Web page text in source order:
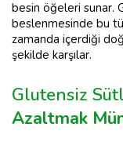
besin öğeleri sunar.
beslenmesinde bu
zamanda içerdiği
şekilde karşılar.
Glutensiz
Azaltmak